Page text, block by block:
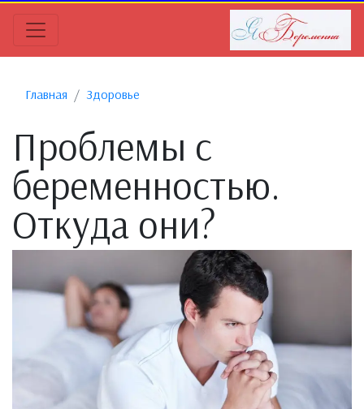
Главная Здоровье
Проблемы с
беременностью.
Откуда они?